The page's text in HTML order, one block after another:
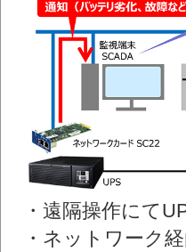
・遠隔操作にて
・ネットワーク